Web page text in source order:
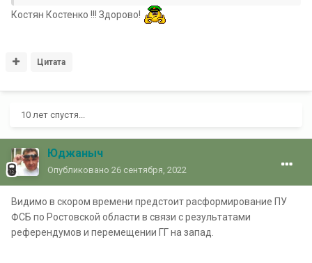
Костян Костенко !!! Здорово!
Цитата
10 лет спустя...
Юджаныч
Опубликовано 26 сентября, 2022
Видимо в скором времени предстоит расформирование ПУ
ФСБ по Ростовской области в связи с результатами
референдумов и перемещении ГГ на запад.